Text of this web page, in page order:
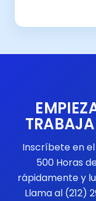
Inscríbete en
500 Horas
rápidamente y
Llama al (212)